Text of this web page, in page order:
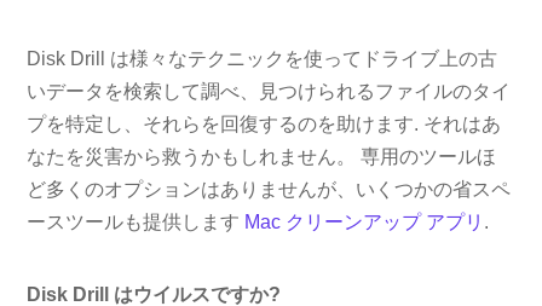
Disk Drill は様々なテクニックを使ってドライブ上の古
いデータを検索して調べ、見つけられるファイルのタイ
プを特定し、それらを回復するのを助けます. それはあ
なたを災害から救うかもしれません。 専用のツールほ
ど多くのオプションはありませんが、いくつかの省スペ
ースツールも提供します Mac クリーンアップ アプリ .
Disk Drill はウイルスですか?